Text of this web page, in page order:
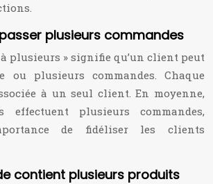
plusieurs commandes
plusieurs » signifie qu’un client peut
ou plusieurs commandes. Chaque
à un seul client. En moyenne,
effectuent plusieurs commandes,
de fidéliser les clients
contient plusieurs produits